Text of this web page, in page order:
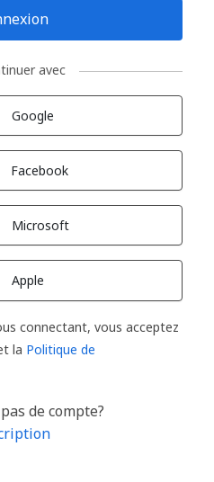
avec
Google
Facebook
Microsoft
Apple
connectant, vous acceptez
la Politique de
de compte?